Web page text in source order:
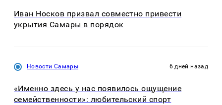
Иван Носков призвал совместно привести
укрытия Самары в порядок
Новости Самары 6 дней назад
«Именно здесь у нас появилось ощущение
семейственности»: любительский спорт